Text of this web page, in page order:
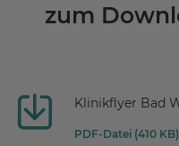
zum
Klinikflyer Bad
PDF-Datei (410 KB)